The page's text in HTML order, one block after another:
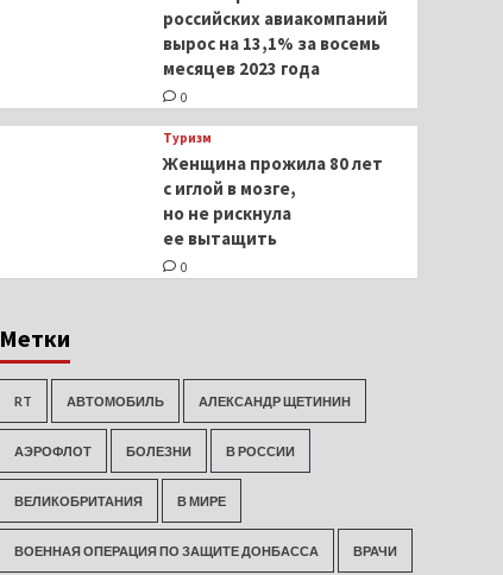
российских авиакомпаний
вырос на 13,1% за восемь
месяцев 2023 года
0
Туризм
Женщина прожила 80 лет
с иглой в мозге,
но не рискнула
ее вытащить
0
Метки
RT АВТОМОБИЛЬ АЛЕКСАНДР ЩЕТИНИН
АЭРОФЛОТ БОЛЕЗНИ В РОССИИ
ВЕЛИКОБРИТАНИЯ В МИРЕ
ВОЕННАЯ ОПЕРАЦИЯ ПО ЗАЩИТЕ ДОНБАССА ВРАЧИ